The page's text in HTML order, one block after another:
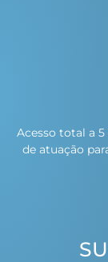
Acesso total a
de atuação